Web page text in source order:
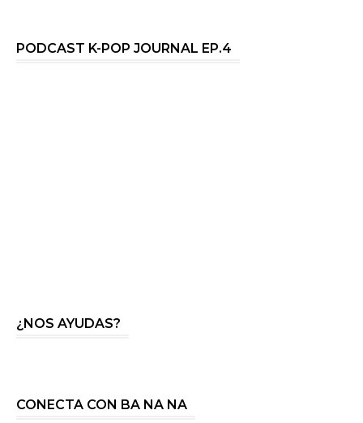
PODCAST K-POP JOURNAL EP.4
¿NOS AYUDAS?
CONECTA CON BA NA NA